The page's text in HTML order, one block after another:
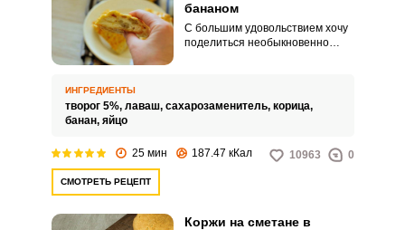
бананом
С большим удовольствием хочу
поделиться необыкновенно
бананом получается
необычайно нежным и
ИНГРЕДИЕНТЫ
творог 5%, лаваш, сахарозаменитель, корица,
банан, яйцо
25 мин 187.47 кКал 10963 0
СМОТРЕТЬ РЕЦЕПТ
Коржи на сметане в